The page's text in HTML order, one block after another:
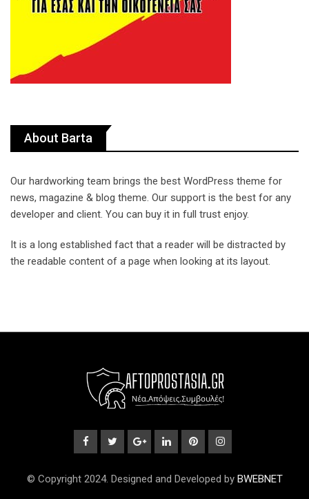
About Barta
Our hardworking team brings the best WordPress theme for
news, magazine & blog theme. Our support is the best for any
developer and client. You can buy it in full trust enjoy.
It is a long established fact that a reader will be distracted by
the readable content of a page when looking at its layout.
© Copyright 2024. Designed and Developed by BWEBNET